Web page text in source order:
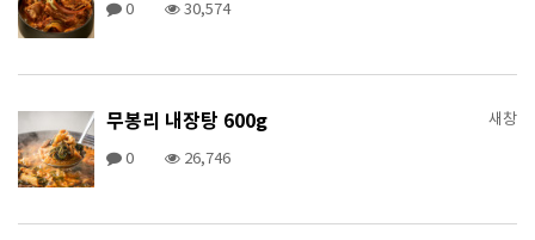
0 30,574
새창
무봉리 내장탕 600g
0 26,746